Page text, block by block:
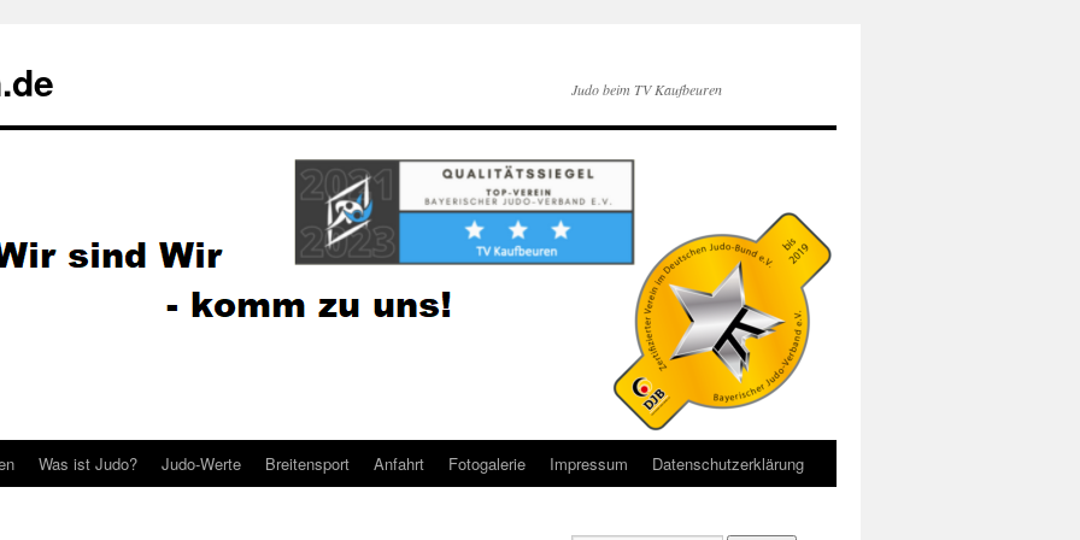
Judo beim TV Kaufbeuren
Was ist Judo? Judo-Werte Breitensport Anfahrt Fotogalerie Impressum Datenschutzerklärung